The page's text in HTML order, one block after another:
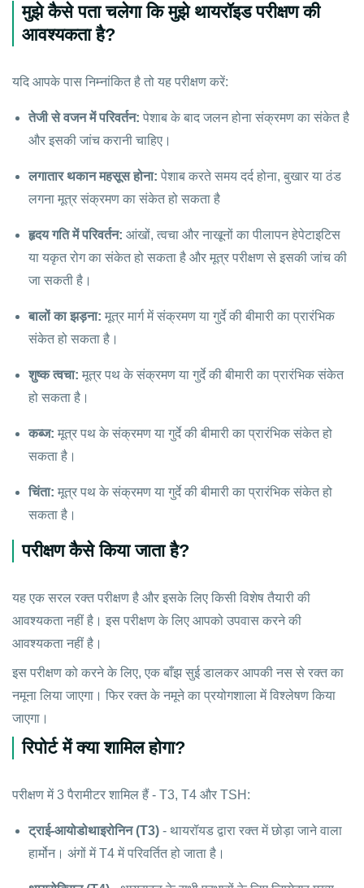
मुझे कैसे पता चलेगा कि मुझे थायरॉइड परीक्षण की
आवश्यकता है?
यदि आपके पास निम्नांकित है तो यह परीक्षण करें:
तेजी से वजन में परिवर्तन: पेशाब के बाद जलन होना संक्रमण का संकेत है
और इसकी जांच करानी चाहिए।
लगातार थकान महसूस होना: पेशाब करते समय दर्द होना, बुखार या ठंड
लगना मूत्र संक्रमण का संकेत हो सकता है
हृदय गति में परिवर्तन: आंखों, त्वचा और नाखूनों का पीलापन हेपेटाइटिस
या यकृत रोग का संकेत हो सकता है और मूत्र परीक्षण से इसकी जांच की
जा सकती है।
बालों का झड़ना: मूत्र मार्ग में संक्रमण या गुर्दे की बीमारी का प्रारंभिक
संकेत हो सकता है।
शुष्क त्वचा: मूत्र पथ के संक्रमण या गुर्दे की बीमारी का प्रारंभिक संकेत
हो सकता है।
कब्ज: मूत्र पथ के संक्रमण या गुर्दे की बीमारी का प्रारंभिक संकेत हो
सकता है।
चिंता: मूत्र पथ के संक्रमण या गुर्दे की बीमारी का प्रारंभिक संकेत हो
सकता है।
परीक्षण कैसे किया जाता है?
यह एक सरल रक्त परीक्षण है और इसके लिए किसी विशेष तैयारी की
आवश्यकता नहीं है। इस परीक्षण के लिए आपको उपवास करने की
आवश्यकता नहीं है।
इस परीक्षण को करने के लिए, एक बाँझ सुई डालकर आपकी नस से रक्त का
नमूना लिया जाएगा। फिर रक्त के नमूने का प्रयोगशाला में विश्लेषण किया
जाएगा।
रिपोर्ट में क्या शामिल होगा?
परीक्षण में 3 पैरामीटर शामिल हैं - T3, T4 और TSH:
ट्राई-आयोडोथाइरोनिन (T3) - थायरॉयड द्वारा रक्त में छोड़ा जाने वाला
हार्मोन। अंगों में T4 में परिवर्तित हो जाता है।